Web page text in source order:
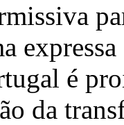
é
da